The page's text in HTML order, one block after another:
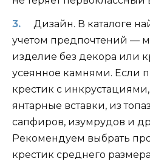
Дизайн. В каталоге
учетом предпочтений —
изделие без декора или
усеянное камнями. Если
крестик с
янтарные вставки, из
сапфиров, изумрудов и
Рекомендуем выбрать
крестик среднего